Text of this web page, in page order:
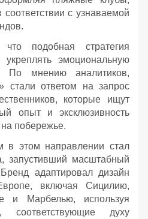
с узнаваемой
подобная стратегия
укреплять эмоциональную
По мнению аналитиков,
стали ответом на запрос
которые ищут
опыт и эксклюзивность
побережье.
в этом направлении стал
запустивший масштабный
адаптировал дизайн
включая Сицилию,
и Марбелью, используя
соответствующие духу